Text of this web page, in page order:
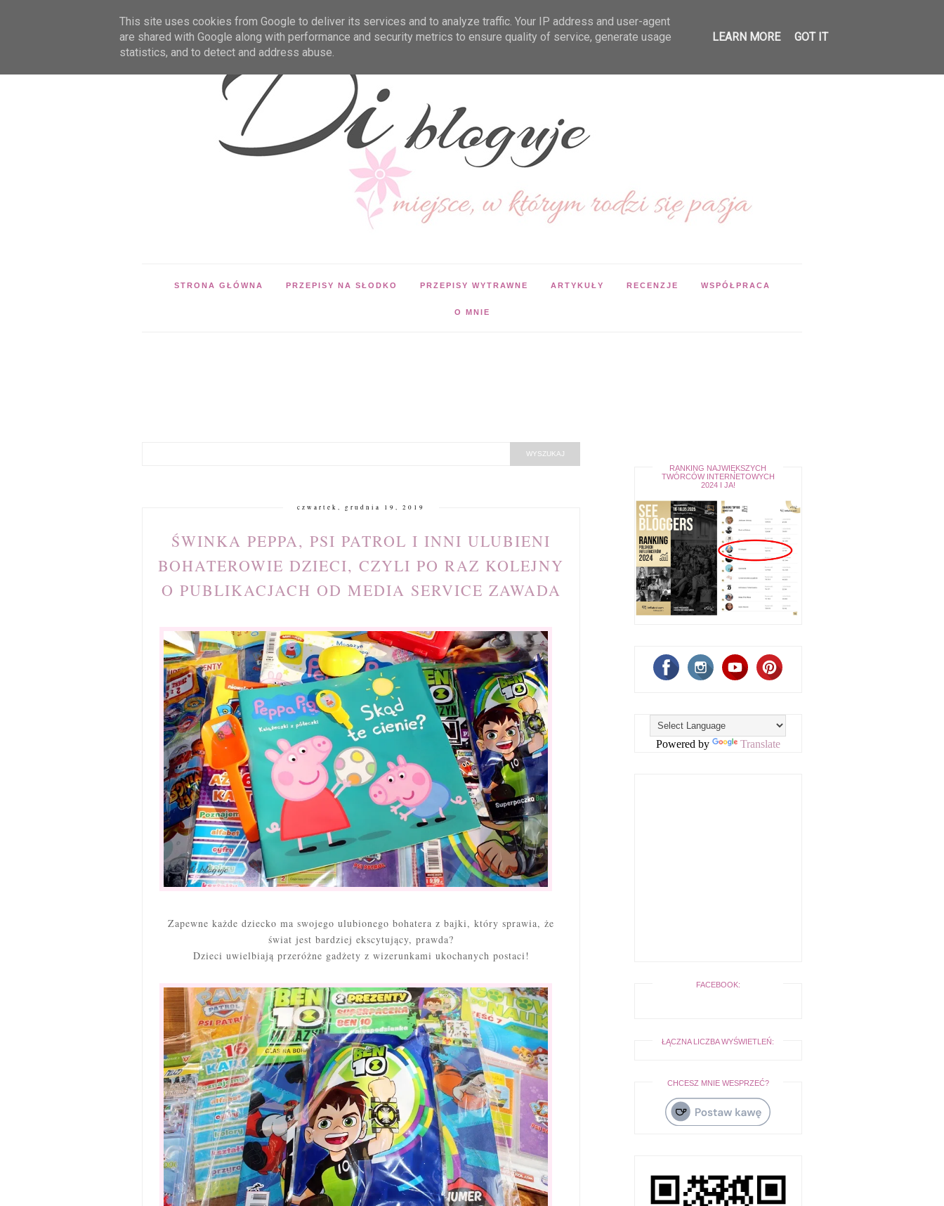
STRONA GŁÓWNA PRZEPISY NA SŁODKO PRZEPISY WYTRAWNE ARTYKUŁY RECENZJE WSPÓŁPRACA
O MNIE
czwartek, grudnia 19, 2019
ŚWINKA PEPPA, PSI PATROL I INNI ULUBIENI
BOHATEROWIE DZIECI, CZYLI PO RAZ KOLEJNY
O PUBLIKACJACH OD MEDIA SERVICE ZAWADA
Zapewne każde dziecko ma swojego ulubionego bohatera z bajki, który sprawia, że
świat jest bardziej ekscytujący, prawda?
Dzieci uwielbiają przeróżne gadżety z wizerunkami ukochanych postaci!
RANKING NAJWIĘKSZYCH
TWÓRCÓW INTERNETOWYCH
2024 I JA!
Powered by Translate
FACEBOOK:
ŁĄCZNA LICZBA WYŚWIETLEŃ:
CHCESZ MNIE WESPRZEĆ?
This site uses cookies from Google to deliver its services and to analyze traffic. Your IP address and user-agent
are shared with Google along with performance and security metrics to ensure quality of service, generate usage
statistics, and to detect and address abuse.
LEARN MORE GOT IT